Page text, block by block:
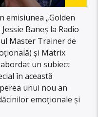
emisiunea „Golden
Baneș la Radio
Master Trainer de
și Matrix
un subiect
în această
unui nou an
emoționale și